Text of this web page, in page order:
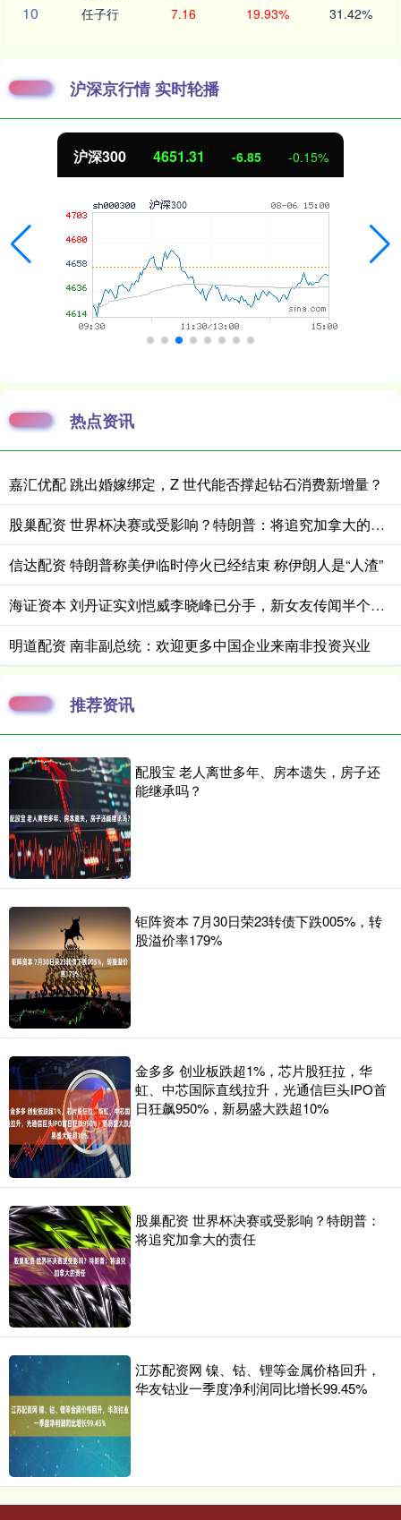
10 任子行 7.16 19.93% 31.42%
沪深京行情 实时轮播
沪深300 4651.31 -6.85 -0.15%
热点资讯
嘉汇优配 跳出婚嫁绑定，Z 世代能否撑起钻石消费新增量？
股巢配资 世界杯决赛或受影响？特朗普：将追究加拿大的责任
信达配资 特朗普称美伊临时停火已经结束 称伊朗人是“人渣”
海证资本 刘丹证实刘恺威李晓峰已分手，新女友传闻半个月前已真相大白！
明道配资 南非副总统：欢迎更多中国企业来南非投资兴业
推荐资讯
配股宝 老人离世多年、房本遗失，房子还
能继承吗？
钜阵资本 7月30日荣23转债下跌005%，转
股溢价率179%
金多多 创业板跌超1%，芯片股狂拉，华
虹、中芯国际直线拉升，光通信巨头IPO首
日狂飙950%，新易盛大跌超10%
股巢配资 世界杯决赛或受影响？特朗普：
将追究加拿大的责任
江苏配资网 镍、钴、锂等金属价格回升，
华友钴业一季度净利润同比增长99.45%